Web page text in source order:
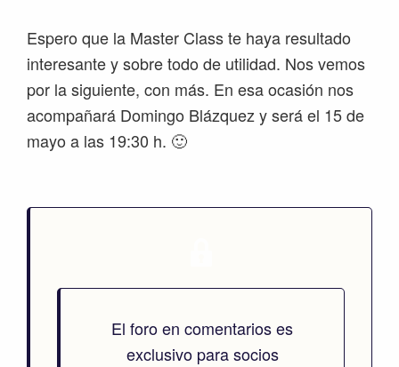
Espero que la Master Class te haya resultado
interesante y sobre todo de utilidad. Nos vemos
por la siguiente, con más. En esa ocasión nos
acompañará Domingo Blázquez y será el 15 de
mayo a las 19:30 h. 🙂
El foro en comentarios es
exclusivo para socios